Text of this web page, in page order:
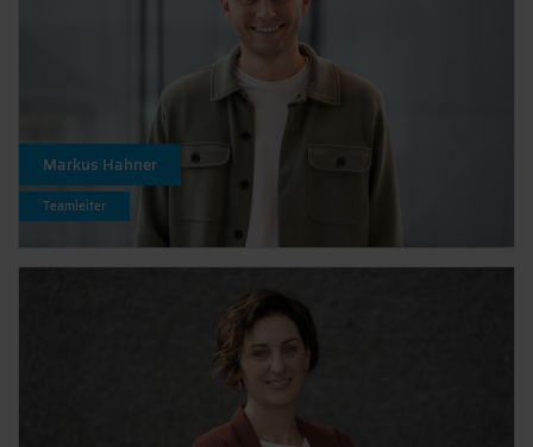
Markus Hahner
Teamleiter